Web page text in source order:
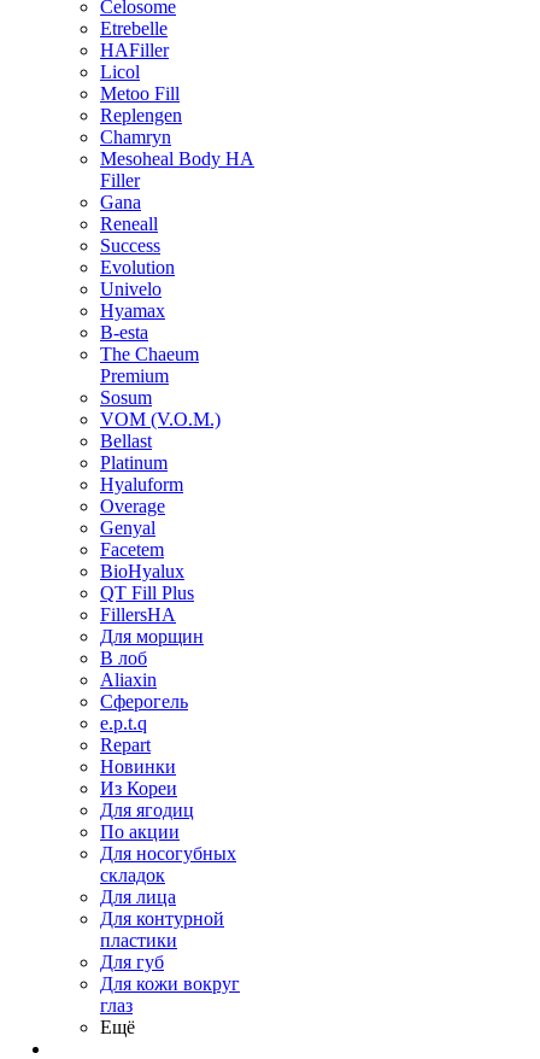
Celosome
Etrebelle
HAFiller
Licol
Metoo Fill
Replengen
Chamryn
Mesoheal Body HA
Filler
Gana
Reneall
Success
Evolution
Univelo
Hyamax
B-esta
The Chaeum
Premium
Sosum
VOM (V.O.M.)
Bellast
Platinum
Hyaluform
Overage
Genyal
Facetem
BioHyalux
QT Fill Plus
FillersHA
Для морщин
В лоб
Aliaxin
Сферогель
e.p.t.q
Repart
Новинки
Из Кореи
Для ягодиц
По акции
Для носогубных
складок
Для лица
Для контурной
пластики
Для губ
Для кожи вокруг
глаз
Ещё